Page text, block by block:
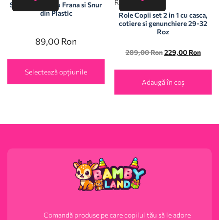
Sanie Tip Bob cu Frana si Snur
din Plastic
89,00 Ron
Selectează opțiunile
Role Copii set 2 in 1 cu casca,
cotiere si genunchiere 29-32
Roz
289,00Ron 229,00 Ron
Adaugă în coș
Comandă produse pe care copilul tău să le adore